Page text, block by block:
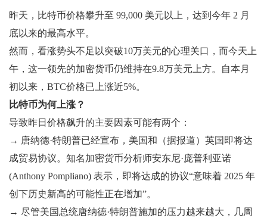
昨天，比特币价格攀升至 99,000 美元以上，达到今年 2 月
底以来的最高水平。
然而，看涨势头不足以突破10万美元的心理关口，而今天上
午，这一领先的加密货币仍维持在9.8万美元上方。自本月
初以来，BTC价格已上涨近5%。
比特币为何上涨？
导致昨日价格飙升的主要因素可能有两个：
→ 唐纳德·特朗普已经宣布，美国和（据报道）英国即将达
成贸易协议。知名加密货币分析师安东尼·庞普利亚诺
(Anthony Pompliano) 表示，即将达成的协议“意味着 2025 年
创下历史新高的可能性正在增加”。
→ 尽管美国总统唐纳德·特朗普施加的压力越来越大，几周